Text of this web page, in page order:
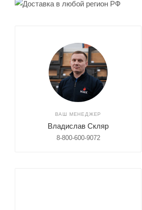
ВАШ МЕНЕДЖЕР
Владислав Скляр
8-800-600-9072